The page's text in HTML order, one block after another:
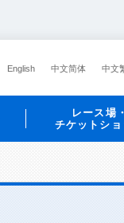
English 中文简体 中文
レース場・
チケットシ